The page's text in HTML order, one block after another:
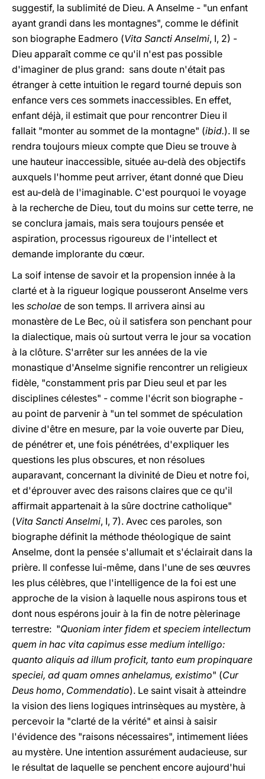
suggestif, la sublimité de Dieu. A Anselme - "un enfant
ayant grandi dans les montagnes", comme le définit
son biographe Eadmero (Vita Sancti Anselmi, I, 2) -
Dieu apparaît comme ce qu'il n'est pas possible
d'imaginer de plus grand: sans doute n'était pas
étranger à cette intuition le regard tourné depuis son
enfance vers ces sommets inaccessibles. En effet,
enfant déjà, il estimait que pour rencontrer Dieu il
fallait "monter au sommet de la montagne" (ibid.). Il se
rendra toujours mieux compte que Dieu se trouve à
une hauteur inaccessible, située au-delà des objectifs
auxquels l'homme peut arriver, étant donné que Dieu
est au-delà de l'imaginable. C'est pourquoi le voyage
à la recherche de Dieu, tout du moins sur cette terre, ne
se conclura jamais, mais sera toujours pensée et
aspiration, processus rigoureux de l'intellect et
demande implorante du cœur.
La soif intense de savoir et la propension innée à la
clarté et à la rigueur logique pousseront Anselme vers
les scholae de son temps. Il arrivera ainsi au
monastère de Le Bec, où il satisfera son penchant pour
la dialectique, mais où surtout verra le jour sa vocation
à la clôture. S'arrêter sur les années de la vie
monastique d'Anselme signifie rencontrer un religieux
fidèle, "constamment pris par Dieu seul et par les
disciplines célestes" - comme l'écrit son biographe -
au point de parvenir à "un tel sommet de spéculation
divine d'être en mesure, par la voie ouverte par Dieu,
de pénétrer et, une fois pénétrées, d'expliquer les
questions les plus obscures, et non résolues
auparavant, concernant la divinité de Dieu et notre foi,
et d'éprouver avec des raisons claires que ce qu'il
affirmait appartenait à la sûre doctrine catholique"
(Vita Sancti Anselmi, I, 7). Avec ces paroles, son
biographe définit la méthode théologique de saint
Anselme, dont la pensée s'allumait et s'éclairait dans la
prière. Il confesse lui-même, dans l'une de ses œuvres
les plus célèbres, que l'intelligence de la foi est une
approche de la vision à laquelle nous aspirons tous et
dont nous espérons jouir à la fin de notre pèlerinage
terrestre: "Quoniam inter fidem et speciem intellectum
quem in hac vita capimus esse medium intelligo:
quanto aliquis ad illum proficit, tanto eum propinquare
speciei, ad quam omnes anhelamus, existimo" (Cur
Deus homo, Commendatio). Le saint visait à atteindre
la vision des liens logiques intrinsèques au mystère, à
percevoir la "clarté de la vérité" et ainsi à saisir
l'évidence des "raisons nécessaires", intimement liées
au mystère. Une intention assurément audacieuse, sur
le résultat de laquelle se penchent encore aujourd'hui